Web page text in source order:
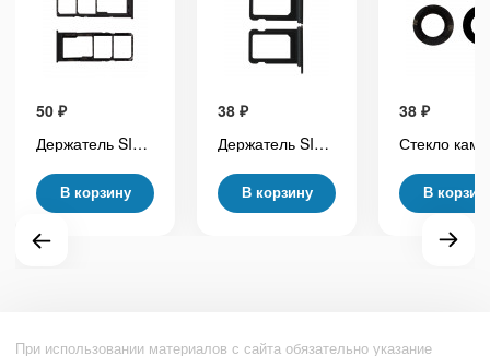
50 ₽
Держатель SIM для Samsung Galaxy A02 (A022G) Черный
В корзину
38 ₽
Держатель SIM для iPhone 12 mini (A2399) Черный
В корзину
38 ₽
В
При использовании материалов с сайта обязательно указание